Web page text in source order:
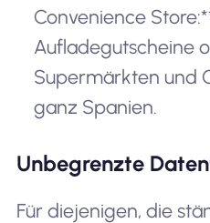
Convenience
Aufladegutscheine
Supermärkten und
ganz Spanien.
Unbegrenzte
Für diejenigen, die